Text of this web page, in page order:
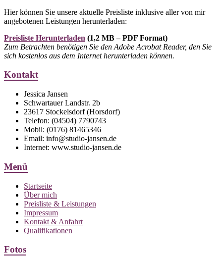
Hier können Sie unsere aktuelle Preisliste inklusive aller von mir
angebotenen Leistungen herunterladen:
Preisliste Herunterladen (1,2 MB – PDF Format)
Zum Betrachten benötigen Sie den Adobe Acrobat Reader, den Sie
sich kostenlos aus dem Internet herunterladen können.
Kontakt
Jessica Jansen
Schwartauer Landstr. 2b
23617 Stockelsdorf (Horsdorf)
Telefon: (04504) 7790743
Mobil: (0176) 81465346
Email: info@studio-jansen.de
Internet: www.studio-jansen.de
Menü
Startseite
Über mich
Preisliste & Leistungen
Impressum
Kontakt & Anfahrt
Qualifikationen
Fotos